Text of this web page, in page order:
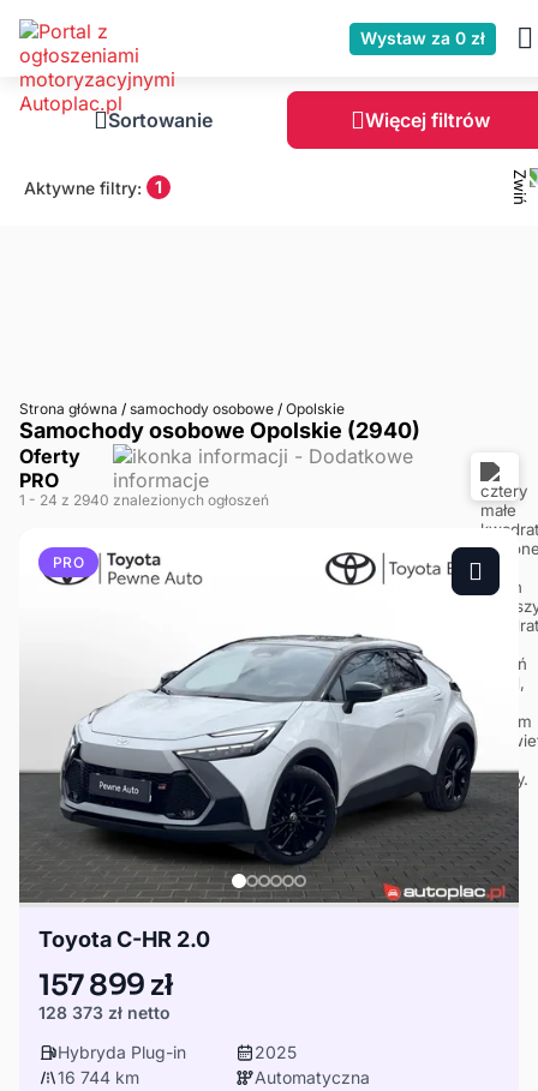
Wystaw za 0 zł
Sortowanie Więcej filtrów
Aktywne filtry: 1
Strona główna / samochody osobowe / Opolskie
Samochody osobowe Opolskie (2940)
Oferty
PRO
1 - 24 z 2940 znalezionych ogłoszeń
PRO
Toyota C-HR 2.0
157 899 zł
128 373 zł netto
Hybryda Plug-in
2025
16 744 km
Automatyczna